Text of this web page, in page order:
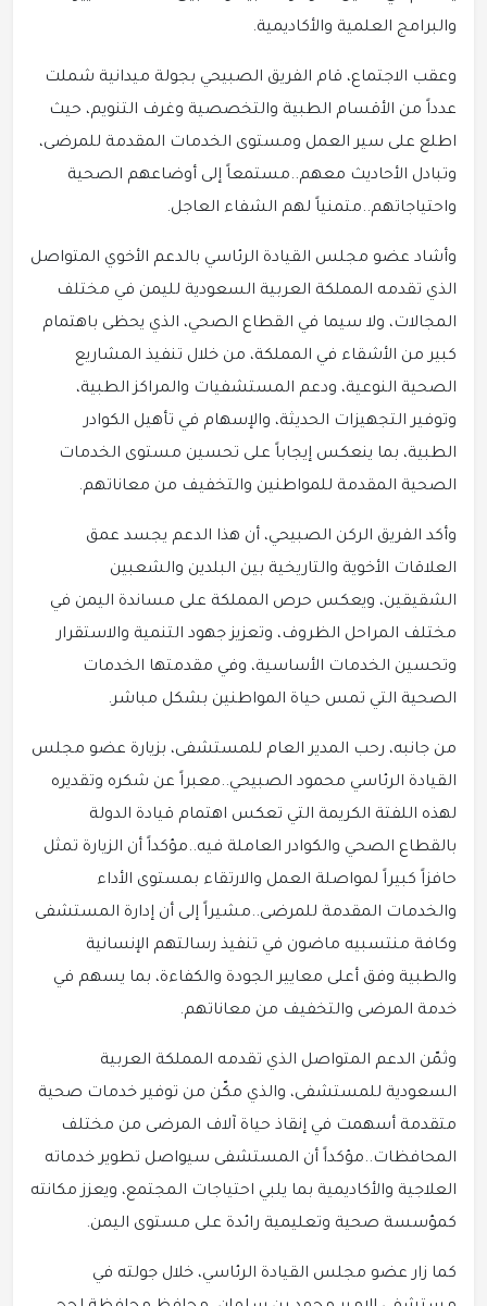
والبرامج العلمية والأكاديمية.
وعقب الاجتماع، قام الفريق الصبيحي بجولة ميدانية شملت
عدداً من الأقسام الطبية والتخصصية وغرف التنويم، حيث
اطلع على سير العمل ومستوى الخدمات المقدمة للمرضى،
وتبادل الأحاديث معهم..مستمعاً إلى أوضاعهم الصحية
واحتياجاتهم..متمنياً لهم الشفاء العاجل.
وأشاد عضو مجلس القيادة الرئاسي بالدعم الأخوي المتواصل
الذي تقدمه المملكة العربية السعودية لليمن في مختلف
المجالات، ولا سيما في القطاع الصحي، الذي يحظى باهتمام
كبير من الأشقاء في المملكة، من خلال تنفيذ المشاريع
الصحية النوعية، ودعم المستشفيات والمراكز الطبية،
وتوفير التجهيزات الحديثة، والإسهام في تأهيل الكوادر
الطبية، بما ينعكس إيجاباً على تحسين مستوى الخدمات
الصحية المقدمة للمواطنين والتخفيف من معاناتهم.
وأكد الفريق الركن الصبيحي، أن هذا الدعم يجسد عمق
العلاقات الأخوية والتاريخية بين البلدين والشعبين
الشقيقين، ويعكس حرص المملكة على مساندة اليمن في
مختلف المراحل الظروف، وتعزيز جهود التنمية والاستقرار
وتحسين الخدمات الأساسية، وفي مقدمتها الخدمات
الصحية التي تمس حياة المواطنين بشكل مباشر.
من جانبه، رحب المدير العام للمستشفى، بزيارة عضو مجلس
القيادة الرئاسي محمود الصبيحي..معبراً عن شكره وتقديره
لهذه اللفتة الكريمة التي تعكس اهتمام قيادة الدولة
بالقطاع الصحي والكوادر العاملة فيه..مؤكداً أن الزيارة تمثل
حافزاً كبيراً لمواصلة العمل والارتقاء بمستوى الأداء
والخدمات المقدمة للمرضى..مشيراً إلى أن إدارة المستشفى
وكافة منتسبيه ماضون في تنفيذ رسالتهم الإنسانية
والطبية وفق أعلى معايير الجودة والكفاءة، بما يسهم في
خدمة المرضى والتخفيف من معاناتهم.
وثمّن الدعم المتواصل الذي تقدمه المملكة العربية
السعودية للمستشفى، والذي مكّن من توفير خدمات صحية
متقدمة أسهمت في إنقاذ حياة آلاف المرضى من مختلف
المحافظات..مؤكداً أن المستشفى سيواصل تطوير خدماته
العلاجية والأكاديمية بما يلبي احتياجات المجتمع، ويعزز مكانته
كمؤسسة صحية وتعليمية رائدة على مستوى اليمن.
كما زار عضو مجلس القيادة الرئاسي، خلال جولته في